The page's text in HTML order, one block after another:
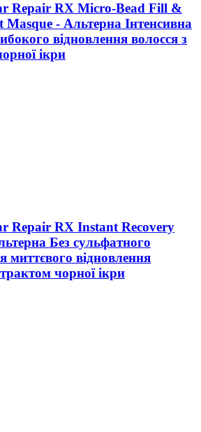
Repair RX Micro-Bead Fill &
- Альтерна Інтенсивна
відновлення волосся з
ікри
Repair RX Instant Recovery
Без сульфатного
відновлення
чорної ікри